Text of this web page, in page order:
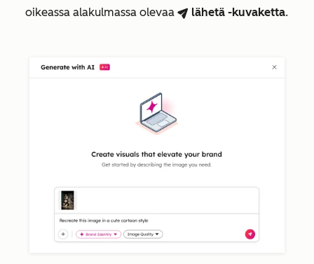
oikeassa alakulmassa olevaa breezeSendIcon lähetä -kuvaketta.